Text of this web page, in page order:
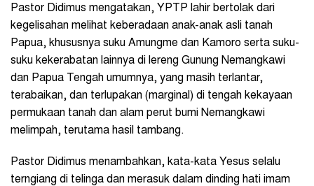
Pastor Didimus mengatakan, YPTP lahir bertolak dari
kegelisahan melihat keberadaan anak-anak asli tanah
Papua, khususnya suku Amungme dan Kamoro serta suku-
suku kekerabatan lainnya di lereng Gunung Nemangkawi
dan Papua Tengah umumnya, yang masih terlantar,
terabaikan, dan terlupakan (marginal) di tengah kekayaan
permukaan tanah dan alam perut bumi Nemangkawi
melimpah, terutama hasil tambang.
Pastor Didimus menambahkan, kata-kata Yesus selalu
terngiang di telinga dan merasuk dalam dinding hati imam